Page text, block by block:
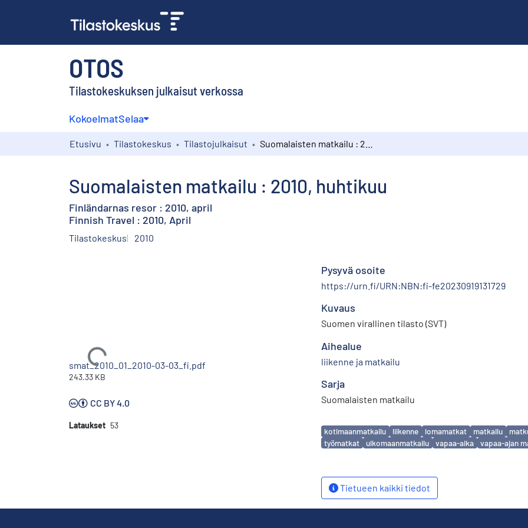
OTOS
Tilastokeskuksen julkaisut verkossa
KokoelmatSelaa
Etusivu Tilastokeskus Tilastojulkaisut
Suomalaisten matkailu : 2010, huhtikuu
Finländarnas resor : 2010, april
Finnish Travel : 2010, April
Tilastokeskus 2010
Ladataan...
smat_2010_01_2010-03-03_fi.pdf
243.33 KB
CC BY 4.0
Lataukset 53
Pysyvä osoite
https://urn.fi/URN:NBN:fi-fe20230919131729
Kuvaus
Suomen virallinen tilasto (SVT)
Aihealue
liikenne ja matkailu
Sarja
Suomalaisten matkailu
Avainsanat
kotimaanmatkailu liikenne lomamatkat matkailu
työmatkat
ulkomaanmatkailu vapaa-aika vapaa-ajan
Tietueen kaikki tiedot